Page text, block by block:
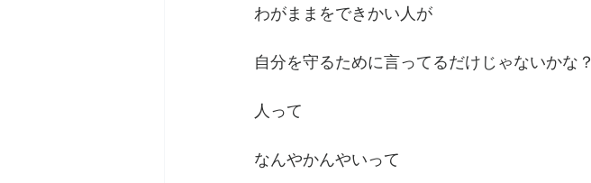
わがままをできかい人が
自分を守るために言ってるだけじゃないかな？
人って
なんやかんやいって